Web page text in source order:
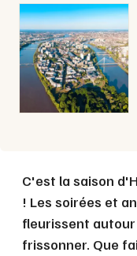
Mon email
C'est la saison
! Les soirées et
fleurissent
frissonner. Que